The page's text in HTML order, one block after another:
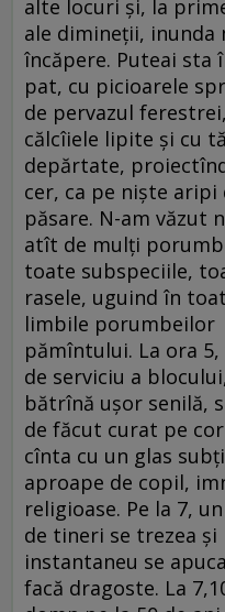
alte locuri şi, la
ale dimineţii, inunda
încăpere. Puteai sta
pat, cu picioarele
de pervazul
călcîiele lipite şi cu
depărtate,
cer, ca pe nişte aripi
păsare. N-am văzut
atît de mulţi
toate subspeciile,
rasele, uguind în
limbile porumbeilor
pămîntului. La ora 5,
de serviciu a
bătrînă uşor senilă,
de făcut curat pe
cînta cu un glas
aproape de copil,
religioase. Pe la 7,
de tineri se trezea şi
instantaneu se
facă dragoste. La